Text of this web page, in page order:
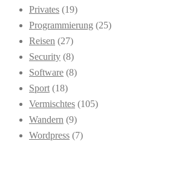
Privates (19)
Programmierung (25)
Reisen (27)
Security (8)
Software (8)
Sport (18)
Vermischtes (105)
Wandern (9)
Wordpress (7)